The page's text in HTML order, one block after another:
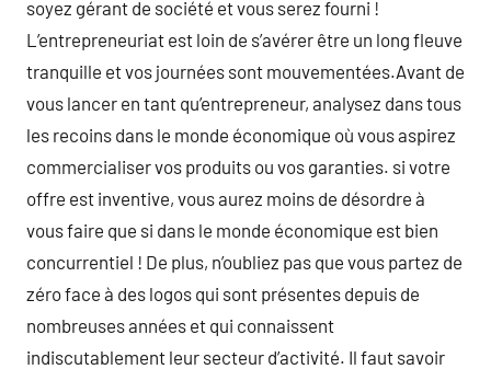
soyez gérant de société et vous serez fourni !
L’entrepreneuriat est loin de s’avérer être un long fleuve
tranquille et vos journées sont mouvementées.Avant de
vous lancer en tant qu’entrepreneur, analysez dans tous
les recoins dans le monde économique où vous aspirez
commercialiser vos produits ou vos garanties. si votre
offre est inventive, vous aurez moins de désordre à
vous faire que si dans le monde économique est bien
concurrentiel ! De plus, n’oubliez pas que vous partez de
zéro face à des logos qui sont présentes depuis de
nombreuses années et qui connaissent
indiscutablement leur secteur d’activité. Il faut savoir